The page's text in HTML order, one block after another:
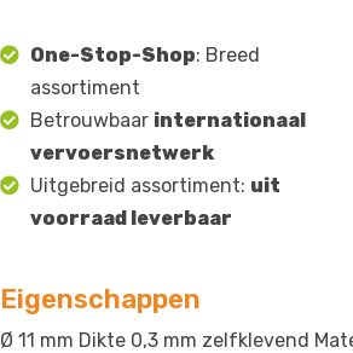
One-Stop-Shop: Breed
assortiment
Betrouwbaar internationaal
vervoersnetwerk
Uitgebreid assortiment: uit
voorraad leverbaar
Eigenschappen
Ø 11 mm Dikte 0,3 mm zelfklevend